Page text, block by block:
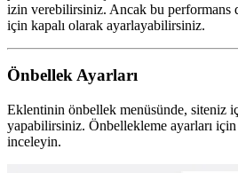
izin verebilirsiniz. Ancak bu performans
için kapalı olarak ayarlayabilirsiniz.
Önbellek Ayarları
Eklentinin önbellek menüsünde, siteniz
yapabilirsiniz. Önbellekleme ayarları için
inceleyin.